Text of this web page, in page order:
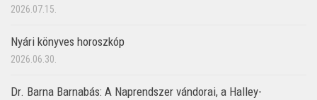
2026.07.15.
Nyári könyves horoszkóp
2026.06.30.
Dr. Barna Barnabás: A Naprendszer vándorai, a Halley-